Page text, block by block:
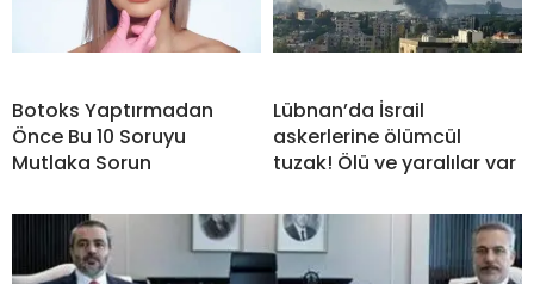
Botoks Yaptırmadan
Önce Bu 10 Soruyu
Mutlaka Sorun
Lübnan’da İsrail
askerlerine ölümcül
tuzak! Ölü ve yaralılar var